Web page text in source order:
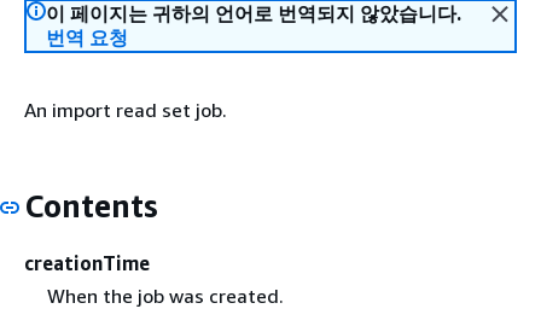
이 페이지는 귀하의 언어로 번역되지 않았습니다.
번역 요청
An import read set job.
Contents
creationTime
When the job was created.